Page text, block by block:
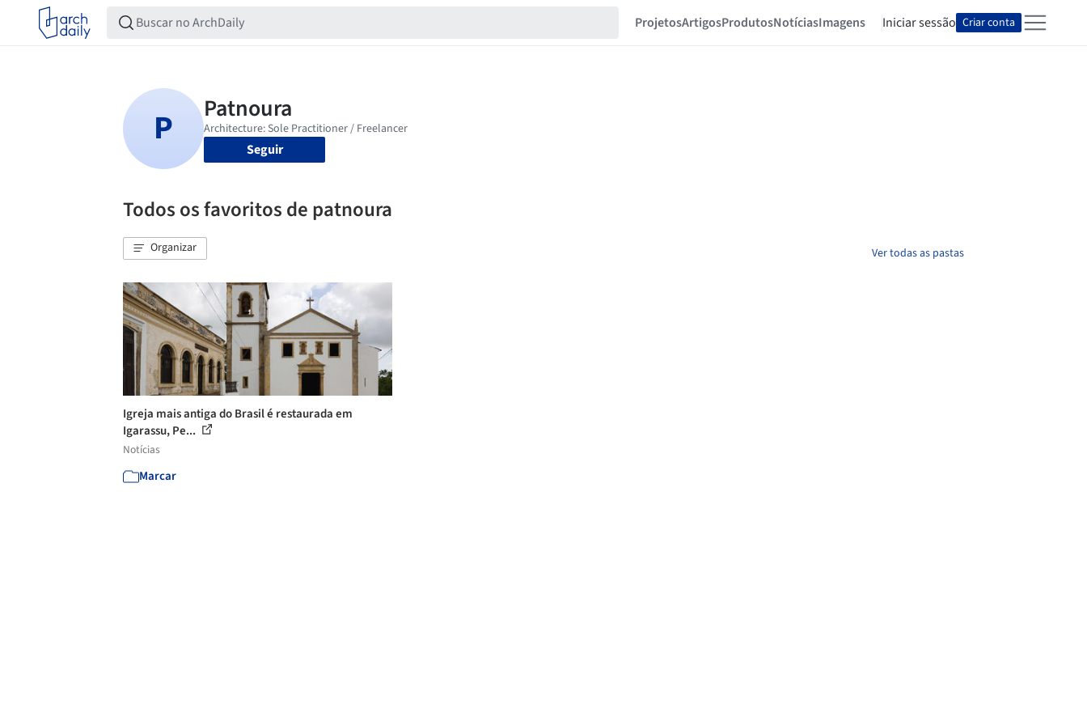
ProjetosArtigosProdutosNotíciasImagens Iniciar sessão Criar conta
Seguir
Todos os favoritos de patnoura
Organizar Ver todas as pastas
Igreja mais antiga do Brasil é restaurada em
Igarassu, Pe...
Notícias
Marcar